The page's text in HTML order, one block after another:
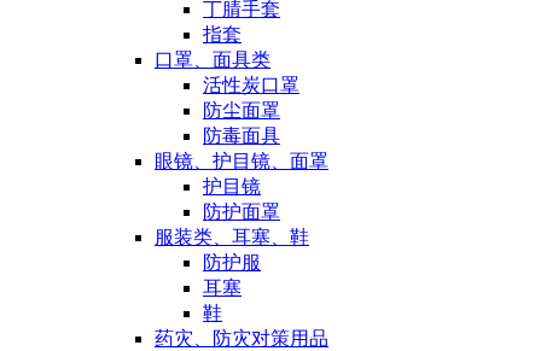
丁腈手套
指套
口罩、面具类
活性炭口罩
防尘面罩
防毒面具
眼镜、护目镜、面罩
护目镜
防护面罩
服装类、耳塞、鞋
防护服
耳塞
鞋
药灾、防灾对策用品